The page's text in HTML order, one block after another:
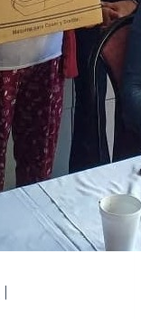
|